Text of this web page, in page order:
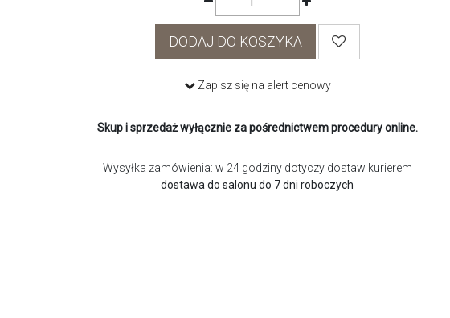
DODAJ DO KOSZYKA
Zapisz się na alert cenowy
Skup i sprzedaż wyłącznie za pośrednictwem procedury online.
Wysyłka zamówienia: w 24 godziny dotyczy dostaw kurierem
dostawa do salonu do 7 dni roboczych